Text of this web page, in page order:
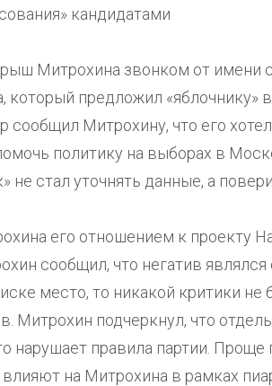
кандидатами
Митрохина звонком от имени
который предложил «яблочнику»
сообщил Митрохину, что его
политику на выборах в
не стал уточнять данные, а
его отношением к проекту
сообщил, что негатив
место, то никакой критики не
Митрохин подчеркнул, что
нарушает правила партии. Проще
на Митрохина в рамках